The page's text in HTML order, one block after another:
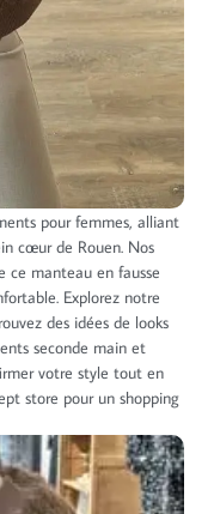
pour femmes, alliant
cœur de Rouen. Nos
ce manteau en fausse
Explorez notre
des idées de looks
seconde main et
votre style tout en
store pour un shopping